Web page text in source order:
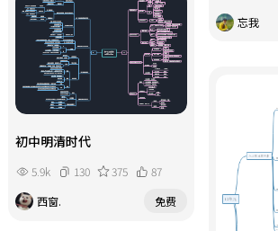
忘我
初中明清时代
5.9k 130 375
87
西窗.
免费